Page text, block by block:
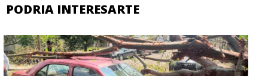
PODRIA INTERESARTE